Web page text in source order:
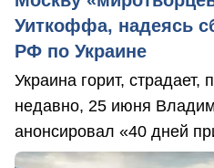
Уиткоффа, надеясь
РФ по Украине
Украина горит, страдает,
недавно, 25 июня
анонсировал «40 дней